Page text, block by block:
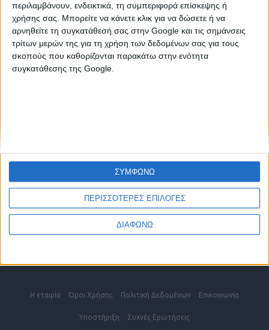
περιλαμβάνουν, ενδεικτικά, τη συμπεριφορά επίσκεψης ή
χρήσης σας. Μπορείτε να κάνετε κλικ για να δώσετε ή να
αρνηθείτε τη συγκατάθεσή σας στην Google και τις σημάνσεις
τρίτων μερών της για τη χρήση των δεδομένων σας για τους
σκοπούς που καθορίζονται παρακάτω στην ενότητα
συγκατάθεσης της Google.
ΠΕΡΙΣΣΟΤΕΡΕΣ ΕΠΙΛΟΓΕΣ
ΔΙΑΦΩΝΩ
ΣΥΜΦΩΝΩ
ΤΗΛΕΦΩΝΙΚΟ ΚΕΝΤΡΟ
ΗΡΑΚΛΕΙΟ - ΛΑΣΙΘΙ
2810 342474
info@kritikes-aggelies.gr
Η εταιρία Όροι Xρήσης Πολιτική Δεδομένων Επικοινωνία
Υποστήριξη Συχνές Eρωτήσεις